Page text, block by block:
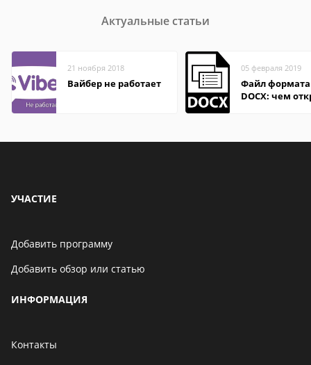
Актуальные статьи
21 ноября 2018
Вайбер не работает
05 февраля 2019
Файл формата
DOCX: чем
УЧАСТИЕ
Добавить программу
Добавить обзор или статью
ИНФОРМАЦИЯ
Контакты